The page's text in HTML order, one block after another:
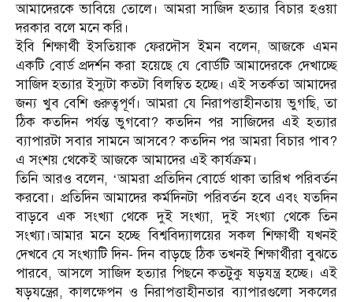
আমাদেরকে ভাবিয়ে তোলে। আমরা সাজিদ হত্যার বিচার হওয়া
দরকার বলে মনে করি।
ইবি শিক্ষার্থী ইসতিয়াক ফেরদৌস ইমন বলেন, আজকে এমন
একটি বোর্ড প্রদর্শন করা হয়েছে যে বোর্ডটি আমাদেরকে দেখাচ্ছে
সাজিদ হত্যার ইস্যুটা কতটা বিলম্বিত হচ্ছে। এই সতর্কতা আমাদের
জন্য খুব বেশি গুরুত্বপূর্ণ। আমরা যে নিরাপত্তাহীনতায় ভুগছি, তা
ঠিক কতদিন পর্যন্ত ভুগবো? কতদিন পর সাজিদের এই হত্যার
ব্যাপারটা সবার সামনে আসবে? কতদিন পর আমরা বিচার পাব?
এ সংশয় থেকেই আজকে আমাদের এই কার্যক্রম।
তিনি আরও বলেন, ‘আমরা প্রতিদিন বোর্ডে থাকা তারিখ পরিবর্তন
করবো। প্রতিদিন আমাদের কর্মদিনটা পরিবর্তন হবে এবং যতদিন
বাড়বে এক সংখ্যা থেকে দুই সংখ্যা, দুই সংখ্যা থেকে তিন
সংখ্যা।আমার মনে হচ্ছে বিশ্ববিদ্যালয়ের সকল শিক্ষার্থী যখনই
দেখবে যে সংখ্যাটি দিন- দিন বাড়ছে ঠিক তখনই শিক্ষার্থীরা বুঝতে
পারবে, আসলে সাজিদ হত্যার পিছনে কতটুকু ষড়যন্ত্র হচ্ছে। এই
ষড়যন্ত্রের, কালক্ষেপন ও নিরাপত্তাহীনতার ব্যাপারগুলো সকলের